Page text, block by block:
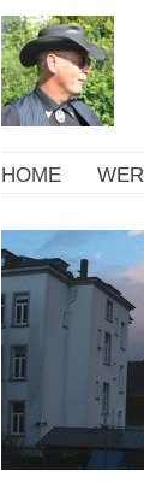
HOME